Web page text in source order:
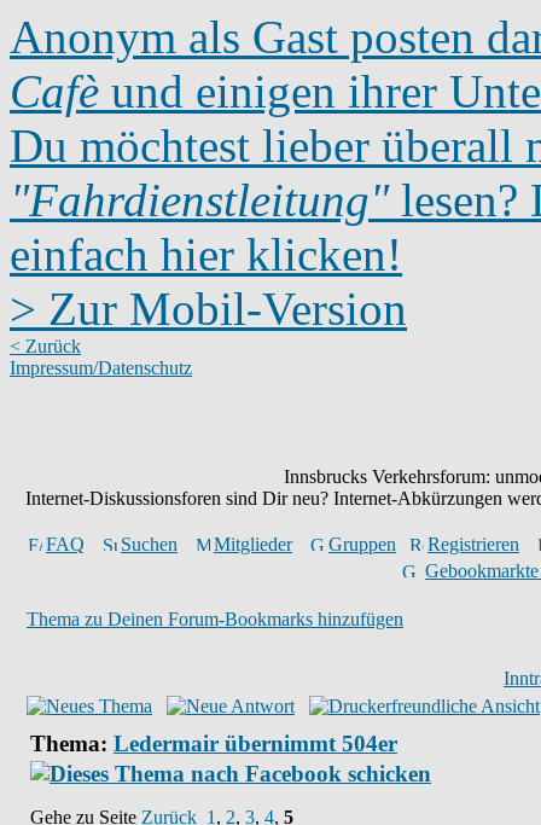
Anonym als Gast posten
Cafè und einigen ihrer
Du möchtest lieber überall
"Fahrdienstleitung"lesen?
einfach hier klicken!
> Zur Mobil-Version
< Zurück
Impressum/Datenschutz
Innsbrucks Verkehrsforum:
Internet-Diskussionsforen sind Dir neu? Internet-Abkürzungen
FAQ Suchen Mitglieder Gruppen
Registrieren
Thema zu Deinen Forum-Bookmarks hinzufügen
Thema: Ledermair übernimmt 504er
Gehe zu Seite Zurück 1 , 2, 3, 4, 5